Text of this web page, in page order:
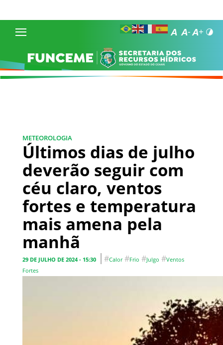
METEOROLOGIA
Últimos dias de julho
deverão seguir com
céu claro, ventos
fortes e temperatura
mais amena pela
manhã
29 DE JULHO DE 2024 - 15:30 #Calor#Frio #Julgo #Ventos
Fortes